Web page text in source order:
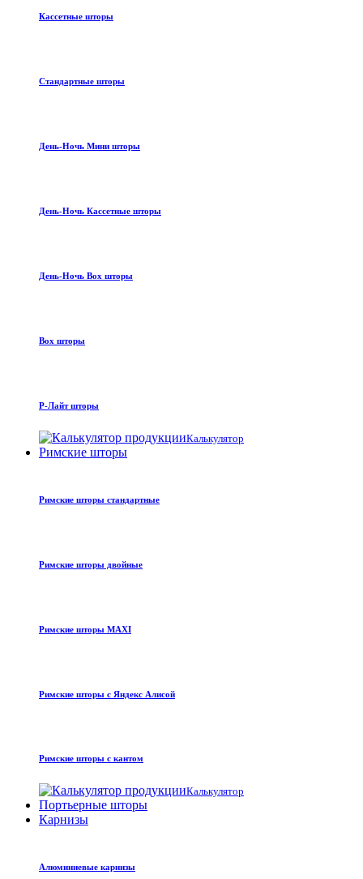
Кассетные шторы
Стандартные шторы
День-Ночь Мини шторы
День-Ночь Кассетные шторы
День-Ночь Box шторы
Box шторы
Р-Лайт шторы
Калькулятор
Римские шторы
Римские шторы стандартные
Римские шторы двойные
Римские шторы MAXI
Римские шторы с Яндекс Алисой
Римские шторы с кантом
Калькулятор
Портьерные шторы
Карнизы
Алюминиевые карнизы